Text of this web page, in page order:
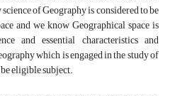
of Geography is considered to be
and we know Geographical space is
and essential characteristics and
which is engaged in the study of
eligible subject.